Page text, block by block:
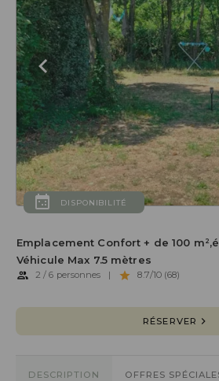
DISPONIBILITÉ
Emplacement Confort + de 100
Véhicule Max 7.5 mètres
2 / 6 personnes | 8.7/10 (68)
RÉSERVER
DESCRIPTION OFFRES